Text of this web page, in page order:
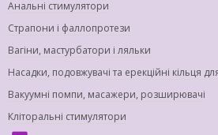
Анальні стимулятори
Страпони і фаллопротези
Вагіни, мастурбатори і ляльки
Насадки, подовжувачі та ерекційні кільця
Вакуумні помпи, масажери, розширювачі
Кліторальні стимулятори